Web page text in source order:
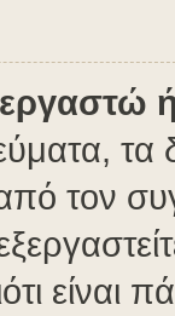
τον
είναι